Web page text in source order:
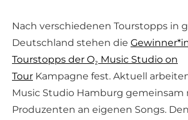
Nach verschiedenen Tourstopps in
Deutschland stehen die
Tourstopps der O₂ Music Studio on
Tour Kampagne fest. Aktuell
Music Studio Hamburg gemeinsam
Produzenten an eigenen Songs.